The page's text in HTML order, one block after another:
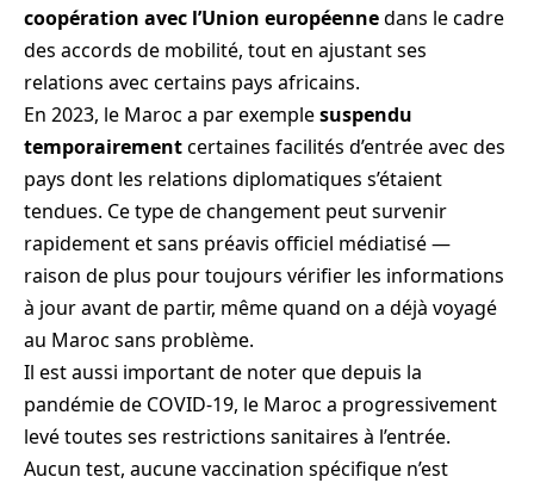
coopération avec l’Union européennedans le cadre
des accords de mobilité, tout en ajustant ses
relations avec certains pays africains.
En 2023, le Maroc a par exemplesuspendu
temporairementcertaines facilités d’entrée avec des
pays dont les relations diplomatiques s’étaient
tendues. Ce type de changement peut survenir
rapidement et sans préavis officiel médiatisé —
raison de plus pour toujours vérifier les informations
à jour avant de partir, même quand on a déjà voyagé
au Maroc sans problème.
Il est aussi important de noter que depuis la
pandémie de COVID-19, le Maroc a progressivement
levé toutes ses restrictions sanitaires à l’entrée.
Aucun test, aucune vaccination spécifique n’est